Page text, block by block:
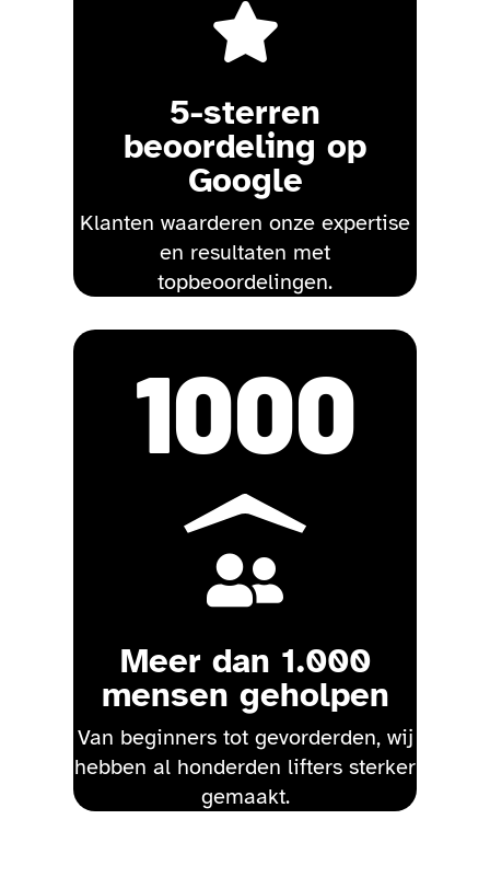

5-sterren
beoordeling op
Google
Klanten waarderen onze expertise
en resultaten met
topbeoordelingen.
1000

Meer dan 1.000
mensen geholpen
Van beginners tot gevorderden, wij
hebben al honderden lifters sterker
gemaakt.